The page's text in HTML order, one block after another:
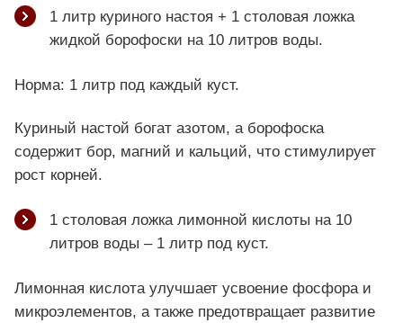
1 литр куриного настоя + 1 столовая ложка
жидкой борофоски на 10 литров воды.
Норма: 1 литр под каждый куст.
Куриный настой богат азотом, а борофоска
содержит бор, магний и кальций, что стимулирует
рост корней.
1 столовая ложка лимонной кислоты на 10
литров воды – 1 литр под куст.
Лимонная кислота улучшает усвоение фосфора и
микроэлементов, а также предотвращает развитие